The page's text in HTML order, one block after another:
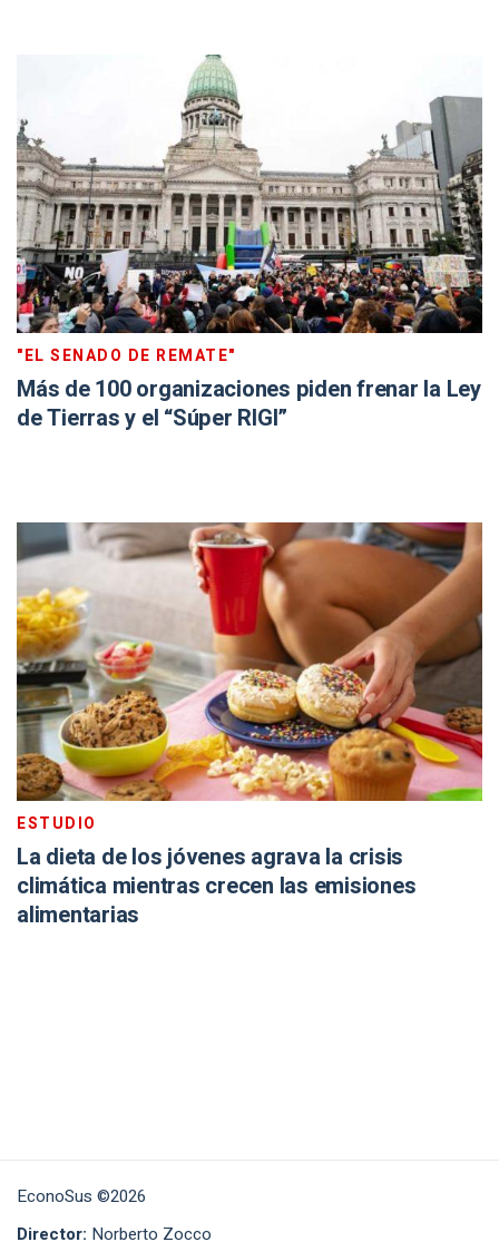
"EL SENADO DE REMATE"
Más de 100 organizaciones piden frenar la Ley
de Tierras y el “Súper RIGI”
ESTUDIO
La dieta de los jóvenes agrava la crisis
climática mientras crecen las emisiones
alimentarias
EconoSus ©2026
Director: Norberto Zocco